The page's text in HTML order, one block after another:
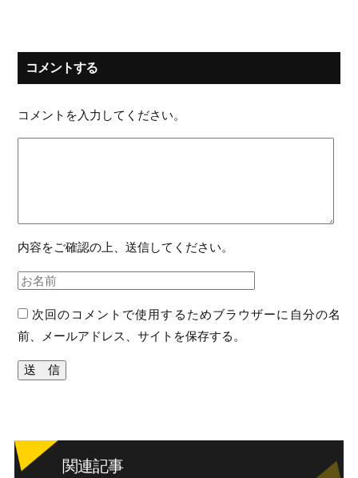
コメントする
コメントを入力してください。
内容をご確認の上、送信してください。
次回のコメントで使用するためブラウザーに自分の名
前、メールアドレス、サイトを保存する。
関連記事